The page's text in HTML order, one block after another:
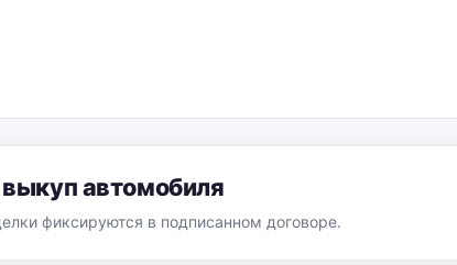
автомобиля
фиксируются в подписанном договоре.